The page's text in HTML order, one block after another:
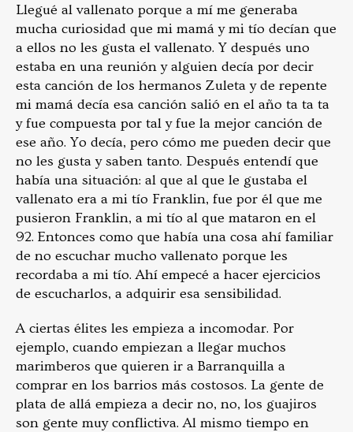
Llegué al vallenato porque a mí me generaba
mucha curiosidad que mi mamá y mi tío decían que
a ellos no les gusta el vallenato. Y después uno
estaba en una reunión y alguien decía por decir
esta canción de los hermanos Zuleta y de repente
mi mamá decía esa canción salió en el año ta ta ta
y fue compuesta por tal y fue la mejor canción de
ese año. Yo decía, pero cómo me pueden decir que
no les gusta y saben tanto. Después entendí que
había una situación: al que al que le gustaba el
vallenato era a mi tío Franklin, fue por él que me
pusieron Franklin, a mi tío al que mataron en el
92. Entonces como que había una cosa ahí familiar
de no escuchar mucho vallenato porque les
recordaba a mi tío. Ahí empecé a hacer ejercicios
de escucharlos, a adquirir esa sensibilidad.
A ciertas élites les empieza a incomodar. Por
ejemplo, cuando empiezan a llegar muchos
marimberos que quieren ir a Barranquilla a
comprar en los barrios más costosos. La gente de
plata de allá empieza a decir no, no, los guajiros
son gente muy conflictiva. Al mismo tiempo en